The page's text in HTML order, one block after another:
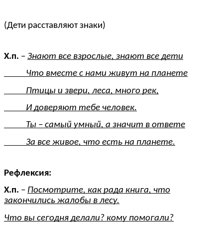
(Дети расставляют знаки)
Х.п. – Знают все взрослые, знают все дети
Что вместе с нами живут на планете
Птицы и звери, леса, много рек,
И доверяют тебе человек.
Ты – самый умный, а значит в ответе
За все живое, что есть на планете.
Рефлексия:
Х.п. – Посмотрите, как рада книга, что
закончились жалобы в лесу.
Что вы сегодня делали? кому помогали?